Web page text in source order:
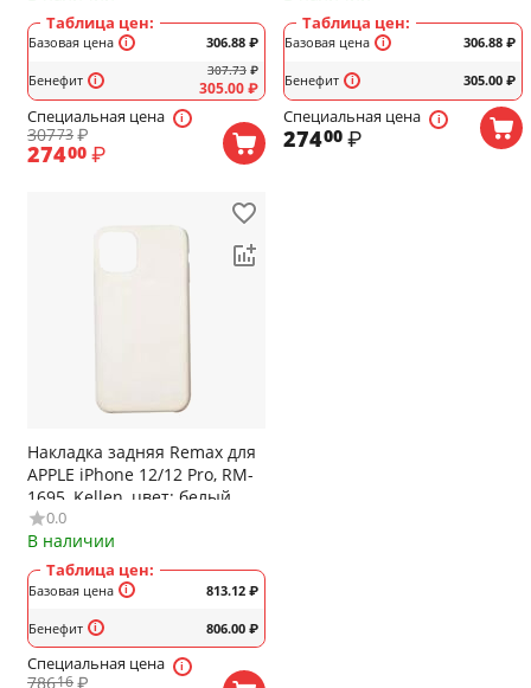
Таблица цен:
Базовая цена
Бенефит
306.88 ₽
307.73 ₽
305.00₽
Специальная цена
30773 ₽
27400 ₽
Таблица цен:
Базовая цена
Бенефит
306.88₽
305.00₽
Специальная цена
27400 ₽
Накладка задняя Remax для
APPLE iPhone 12/12 Pro, RM-
1695, Kellen, цвет: белый
0.0
В наличии
Таблица цен:
Базовая цена
Бенефит
813.12 ₽
806.00 ₽
Специальная цена
78616 ₽